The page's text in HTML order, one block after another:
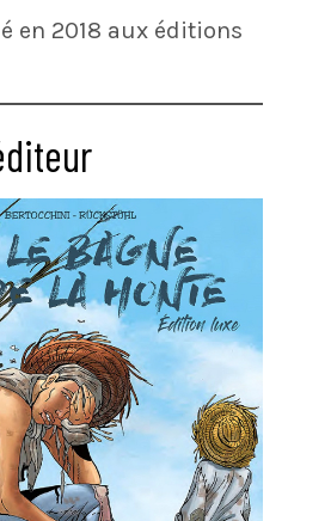
en 2018 aux éditions